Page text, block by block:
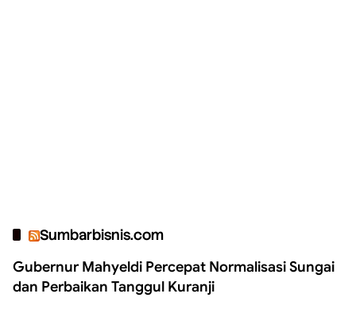
Sumbarbisnis.com
Gubernur Mahyeldi Percepat Normalisasi Sungai
dan Perbaikan Tanggul Kuranji